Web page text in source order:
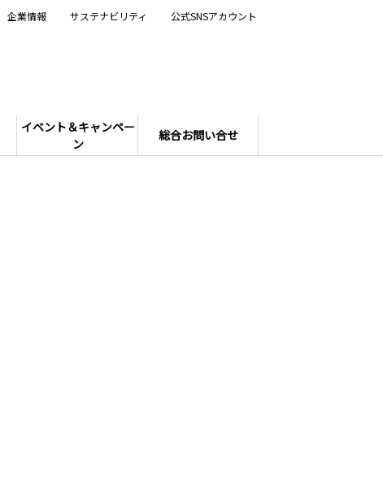
イベント＆キャンペー
ン
総合お問い合せ
企業情報 サステナビリティ 公式SNSアカウント